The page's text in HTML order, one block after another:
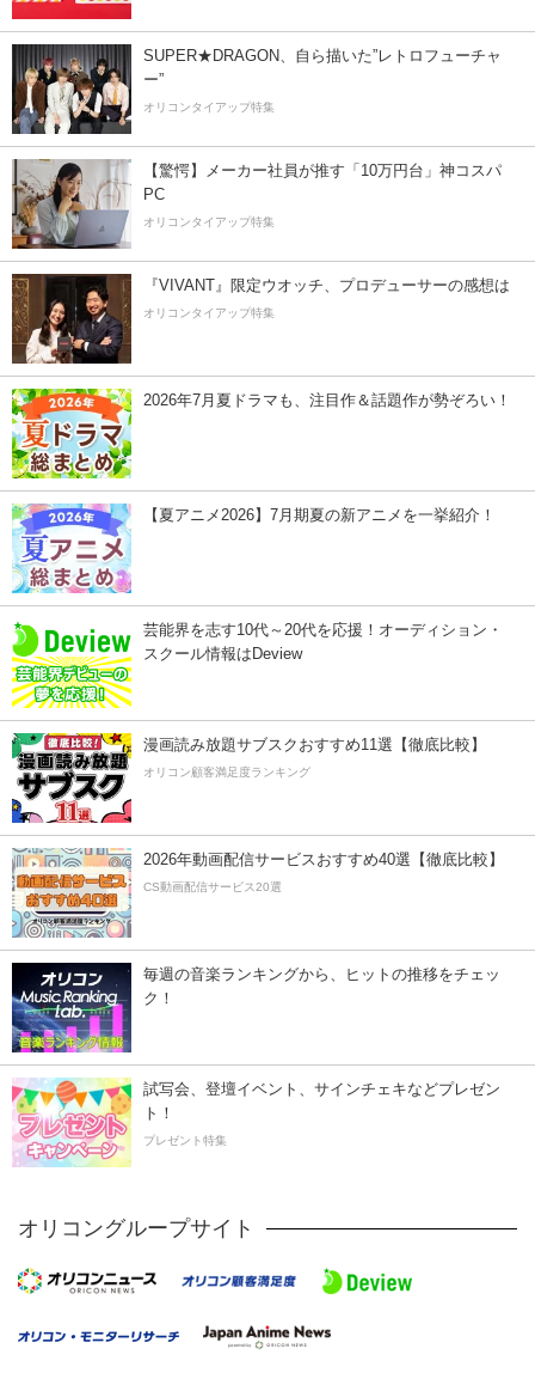
SUPER★DRAGON、自ら描いた”レトロフューチャ
ー”
オリコンタイアップ特集
【驚愕】メーカー社員が推す「10万円台」神コスパ
PC
オリコンタイアップ特集
『VIVANT』限定ウオッチ、プロデューサーの感想は
オリコンタイアップ特集
2026年7月夏ドラマも、注目作＆話題作が勢ぞろい！
【夏アニメ2026】7月期夏の新アニメを一挙紹介！
芸能界を志す10代～20代を応援！オーディション・
スクール情報はDeview
漫画読み放題サブスクおすすめ11選【徹底比較】
オリコン顧客満足度ランキング
2026年動画配信サービスおすすめ40選【徹底比較】
CS動画配信サービス20選
毎週の音楽ランキングから、ヒットの推移をチェッ
ク！
試写会、登壇イベント、サインチェキなどプレゼン
ト！
プレゼント特集
オリコングループサイト